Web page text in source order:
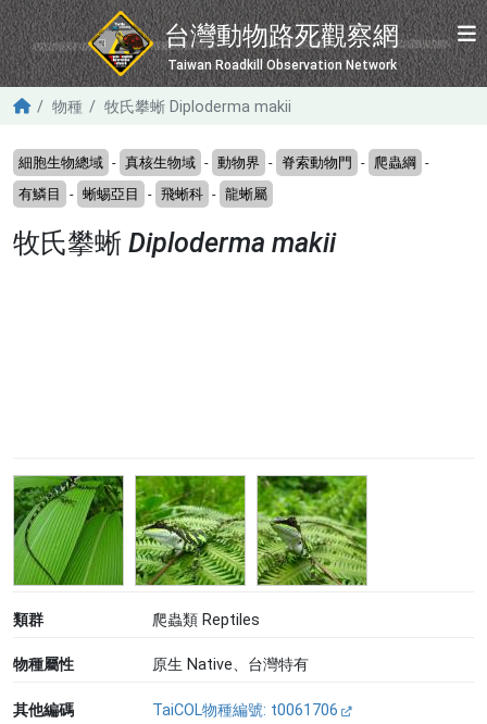
移至主內容
台灣動物路死觀察網
Taiwan Roadkill Observation Network
物種 牧氏攀蜥 Diploderma makii
細胞生物總域 - 真核生物域 - 動物界 - 脊索動物門 - 爬蟲綱 -
有鱗目
- 蜥蜴亞目 - 飛蜥科 - 龍蜥屬
牧氏攀蜥 Diploderma makii
類群 爬蟲類 Reptiles
物種屬性 原生 Native、台灣特有
其他編碼 TaiCOL物種編號: t0061706